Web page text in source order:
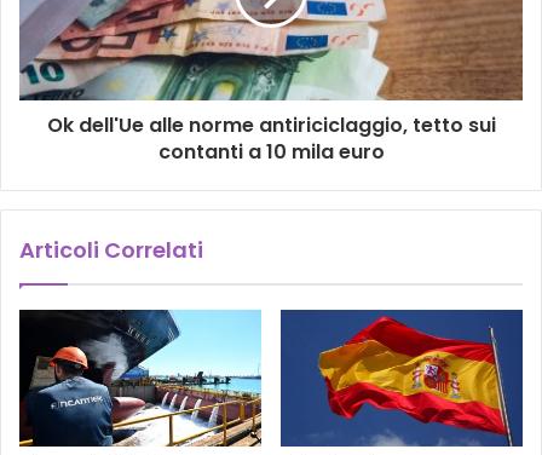
Ok dell'Ue alle norme antiriciclaggio, tetto sui
contanti a 10 mila euro
Articoli Correlati